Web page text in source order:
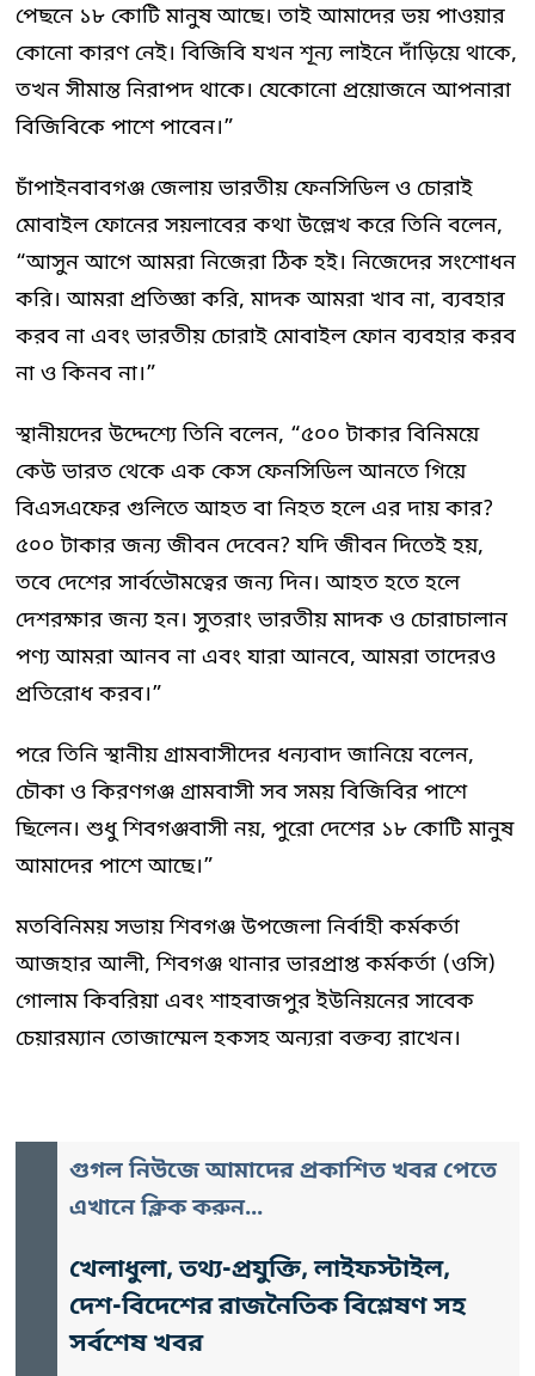
পেছনে ১৮ কোটি মানুষ আছে। তাই আমাদের ভয় পাওয়ার
কোনো কারণ নেই। বিজিবি যখন শূন্য লাইনে দাঁড়িয়ে থাকে,
তখন সীমান্ত নিরাপদ থাকে। যেকোনো প্রয়োজনে আপনারা
বিজিবিকে পাশে পাবেন।”
চাঁপাইনবাবগঞ্জ জেলায় ভারতীয় ফেনসিডিল ও চোরাই
মোবাইল ফোনের সয়লাবের কথা উল্লেখ করে তিনি বলেন,
“আসুন আগে আমরা নিজেরা ঠিক হই। নিজেদের সংশোধন
করি। আমরা প্রতিজ্ঞা করি, মাদক আমরা খাব না, ব্যবহার
করব না এবং ভারতীয় চোরাই মোবাইল ফোন ব্যবহার করব
না ও কিনব না।”
স্থানীয়দের উদ্দেশ্যে তিনি বলেন, “৫০০ টাকার বিনিময়ে
কেউ ভারত থেকে এক কেস ফেনসিডিল আনতে গিয়ে
বিএসএফের গুলিতে আহত বা নিহত হলে এর দায় কার?
৫০০ টাকার জন্য জীবন দেবেন? যদি জীবন দিতেই হয়,
তবে দেশের সার্বভৌমত্বের জন্য দিন। আহত হতে হলে
দেশরক্ষার জন্য হন। সুতরাং ভারতীয় মাদক ও চোরাচালান
পণ্য আমরা আনব না এবং যারা আনবে, আমরা তাদেরও
প্রতিরোধ করব।”
পরে তিনি স্থানীয় গ্রামবাসীদের ধন্যবাদ জানিয়ে বলেন,
চৌকা ও কিরণগঞ্জ গ্রামবাসী সব সময় বিজিবির পাশে
ছিলেন। শুধু শিবগঞ্জবাসী নয়, পুরো দেশের ১৮ কোটি মানুষ
আমাদের পাশে আছে।”
মতবিনিময় সভায় শিবগঞ্জ উপজেলা নির্বাহী কর্মকর্তা
আজহার আলী, শিবগঞ্জ থানার ভারপ্রাপ্ত কর্মকর্তা (ওসি)
গোলাম কিবরিয়া এবং শাহবাজপুর ইউনিয়নের সাবেক
চেয়ারম্যান তোজাম্মেল হকসহ অন্যরা বক্তব্য রাখেন।
গুগল নিউজে আমাদের প্রকাশিত খবর পেতে
এখানে ক্লিক করুন...
খেলাধুলা, তথ্য-প্রযুক্তি, লাইফস্টাইল,
দেশ-বিদেশের রাজনৈতিক বিশ্লেষণ সহ
সর্বশেষ খবর